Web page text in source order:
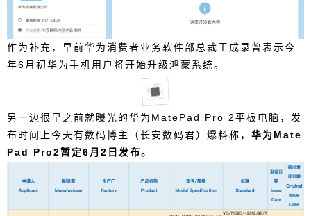
作为补充，早前华为消费者业务软件部总裁王成录曾表示今
年6月初华为手机用户将开始升级鸿蒙系统。
另一边很早之前就曝光的华为MatePad Pro 2平板电脑，发
布时间上今天有数码博主（长安数码君）爆料称， 华为Mate
Pad Pro2暂定6月2日发布。
V/4A 40W充电器，消息称其正是爆料已久的华为M
atePad Pro新一代5G平板，将搭载麒麟9000处理
器。 图源右下角水印 此外，早前还有一张疑似Ma
tePad Pro2的桌面截图流传，显示其将运行鸿蒙O
S，同时底部还加入了双Dock栏（放置常用应用程
序的任务栏），不清楚真机体验如何。有需要的小
伙伴可以蹲一波了。 如果没有制裁影响 华为平板本
应更新更多的产品 唉… 0 收藏